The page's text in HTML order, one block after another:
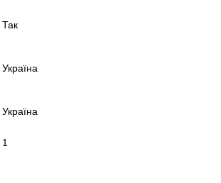
Так
Україна
Україна
1